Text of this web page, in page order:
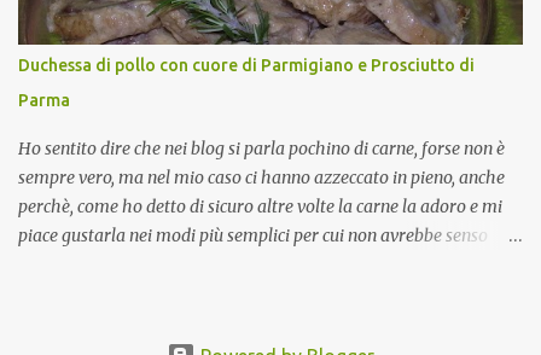
Gina Santagata , presidente dell'associazione Mongolfiera, che ha
visto coinvolte tante associazioni attive sul territorio che hanno
voluto partecipare presentando un loro piatto a base di peperone.
Da giurata del concorso insieme agli chef Francesco Luci e ...
Duchessa di pollo con cuore di Parmigiano e Prosciutto di
Parma
Ho sentito dire che nei blog si parla pochino di carne, forse non è
sempre vero, ma nel mio caso ci hanno azzeccato in pieno, anche
perchè, come ho detto di sicuro altre volte la carne la adoro e mi
piace gustarla nei modi più semplici per cui non avrebbe senso